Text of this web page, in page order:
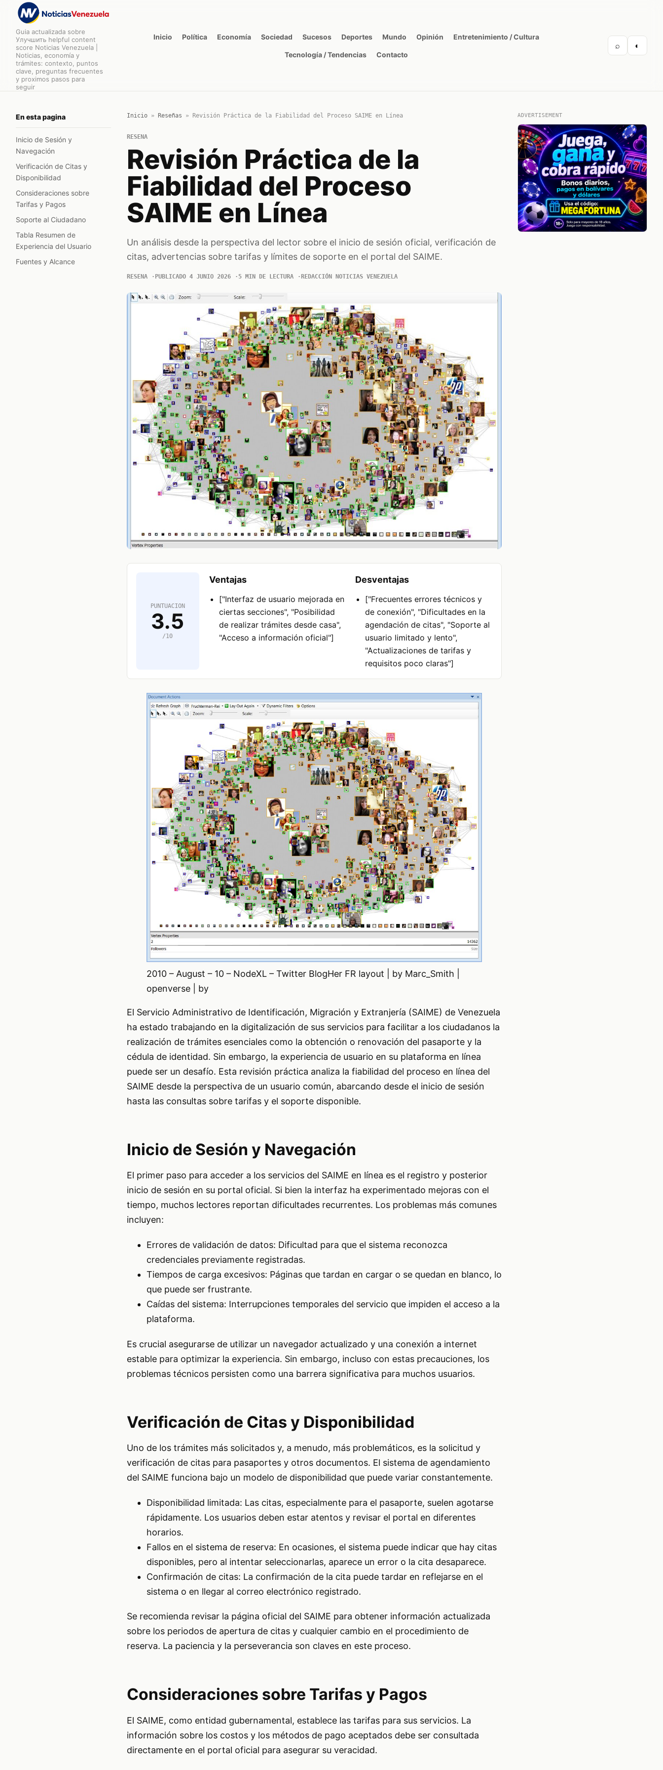
Guia actualizada sobre
Улучшить helpful content
score Noticias Venezuela |
Noticias, economía y
trámites: contexto, puntos
clave, preguntas frecuentes
y proximos pasos para
seguir
Inicio Política Economía Sociedad Sucesos Deportes Mundo Opinión Entretenimiento / Cultura
Tecnología / Tendencias Contacto
⌕ ◐
En esta pagina
Inicio de Sesión y
Navegación
Verificación de Citas y
Disponibilidad
Consideraciones sobre
Tarifas y Pagos
Soporte al Ciudadano
Tabla Resumen de
Experiencia del Usuario
Fuentes y Alcance
Inicio» Reseñas » Revisión Práctica de la Fiabilidad del Proceso SAIME en Línea
RESENA
Revisión Práctica de la
Fiabilidad del Proceso
SAIME en Línea
Un análisis desde la perspectiva del lector sobre el inicio de sesión oficial, verificación de
citas, advertencias sobre tarifas y límites de soporte en el portal del SAIME.
RESENA PUBLICADO 4 JUNIO 2026 5 MIN DE LECTURA REDACCIÓN NOTICIAS VENEZUELA
PUNTUACION
3.5
/10
Ventajas
["Interfaz de usuario mejorada en
ciertas secciones", "Posibilidad
de realizar trámites desde casa",
"Acceso a información oficial"]
Desventajas
["Frecuentes errores técnicos y
de conexión", "Dificultades en la
agendación de citas", "Soporte al
usuario limitado y lento",
"Actualizaciones de tarifas y
requisitos poco claras"]
2010 – August – 10 – NodeXL – Twitter BlogHer FR layout | by Marc_Smith |
openverse | by
El Servicio Administrativo de Identificación, Migración y Extranjería (SAIME) de Venezuela
ha estado trabajando en la digitalización de sus servicios para facilitar a los ciudadanos la
realización de trámites esenciales como la obtención o renovación del pasaporte y la
cédula de identidad. Sin embargo, la experiencia de usuario en su plataforma en línea
puede ser un desafío. Esta revisión práctica analiza la fiabilidad del proceso en línea del
SAIME desde la perspectiva de un usuario común, abarcando desde el inicio de sesión
hasta las consultas sobre tarifas y el soporte disponible.
Inicio de Sesión y Navegación
El primer paso para acceder a los servicios del SAIME en línea es el registro y posterior
inicio de sesión en su portal oficial. Si bien la interfaz ha experimentado mejoras con el
tiempo, muchos lectores reportan dificultades recurrentes. Los problemas más comunes
incluyen:
Errores de validación de datos: Dificultad para que el sistema reconozca
credenciales previamente registradas.
Tiempos de carga excesivos: Páginas que tardan en cargar o se quedan en blanco, lo
que puede ser frustrante.
Caídas del sistema: Interrupciones temporales del servicio que impiden el acceso a la
plataforma.
Es crucial asegurarse de utilizar un navegador actualizado y una conexión a internet
estable para optimizar la experiencia. Sin embargo, incluso con estas precauciones, los
problemas técnicos persisten como una barrera significativa para muchos usuarios.
Verificación de Citas y Disponibilidad
Uno de los trámites más solicitados y, a menudo, más problemáticos, es la solicitud y
verificación de citas para pasaportes y otros documentos. El sistema de agendamiento
del SAIME funciona bajo un modelo de disponibilidad que puede variar constantemente.
Disponibilidad limitada: Las citas, especialmente para el pasaporte, suelen agotarse
rápidamente. Los usuarios deben estar atentos y revisar el portal en diferentes
horarios.
Fallos en el sistema de reserva: En ocasiones, el sistema puede indicar que hay citas
disponibles, pero al intentar seleccionarlas, aparece un error o la cita desaparece.
Confirmación de citas: La confirmación de la cita puede tardar en reflejarse en el
sistema o en llegar al correo electrónico registrado.
Se recomienda revisar la página oficial del SAIME para obtener información actualizada
sobre los periodos de apertura de citas y cualquier cambio en el procedimiento de
reserva. La paciencia y la perseverancia son claves en este proceso.
Consideraciones sobre Tarifas y Pagos
El SAIME, como entidad gubernamental, establece las tarifas para sus servicios. La
información sobre los costos y los métodos de pago aceptados debe ser consultada
directamente en el portal oficial para asegurar su veracidad.
ADVERTISEMENT